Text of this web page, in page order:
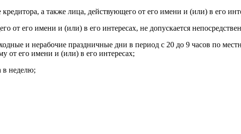
а также лица, действующего от его имени и (или) в его
от его имени и (или) в его интересах, не допускается
и нерабочие праздничные дни в период с 20 до 9 часов по
от его имени и (или) в его интересах;
в неделю;